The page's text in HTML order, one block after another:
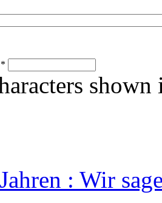
*
shown
: Wir